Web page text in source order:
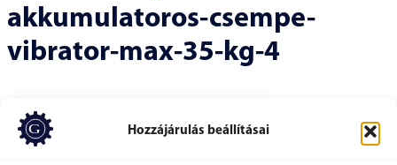
Hozzájárulás beállításai
akkumulatoros-csempe-
vibrator-max-35-kg-4